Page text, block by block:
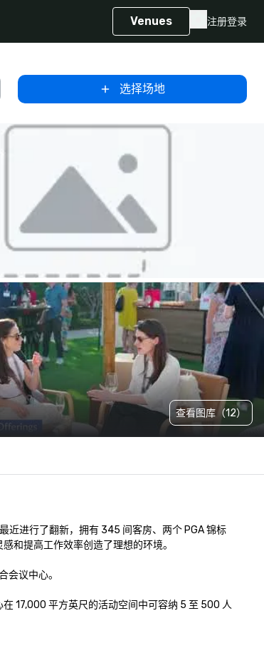
Venues 注册登录
选择场地
查看图库（12）
近进行了翻新，拥有 345 间客房、两个 PGA 锦标
和提高工作效率创造了理想的环境。
会议中心。
17,000 平方英尺的活动空间中可容纳 5 至 500 人